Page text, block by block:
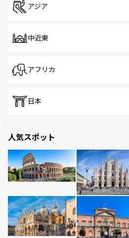
アジア
中近東
アフリカ
日本
人気スポット